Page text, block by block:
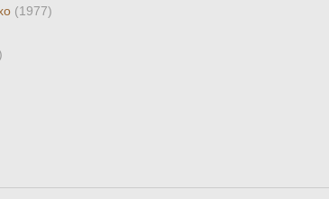
(1977)